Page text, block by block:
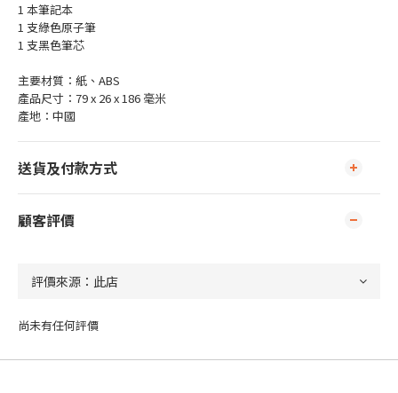
1 本筆記本
1 支綠色原子筆
1 支黑色筆芯
主要材質：紙、ABS
產品尺寸：79 x 26 x 186 毫米
產地：中國
送貨及付款方式
顧客評價
尚未有任何評價